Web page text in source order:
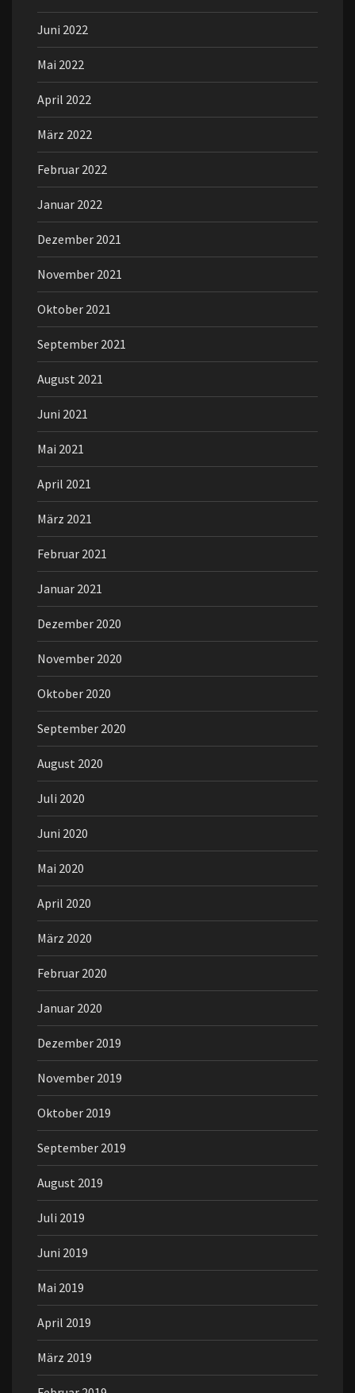
Juni 2022
Mai 2022
April 2022
März 2022
Februar 2022
Januar 2022
Dezember 2021
November 2021
Oktober 2021
September 2021
August 2021
Juni 2021
Mai 2021
April 2021
März 2021
Februar 2021
Januar 2021
Dezember 2020
November 2020
Oktober 2020
September 2020
August 2020
Juli 2020
Juni 2020
Mai 2020
April 2020
März 2020
Februar 2020
Januar 2020
Dezember 2019
November 2019
Oktober 2019
September 2019
August 2019
Juli 2019
Juni 2019
Mai 2019
April 2019
März 2019